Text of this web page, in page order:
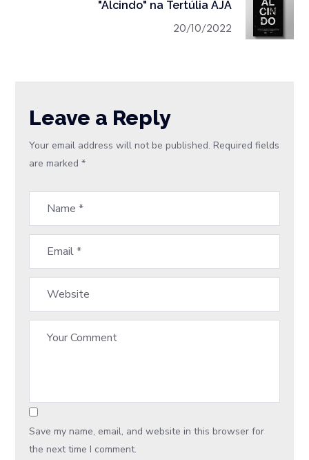
"Alcindo" na Tertúlia AJA
20/10/2022
Leave a Reply
Your email address will not be published. Required fields
are marked*
Save my name, email, and website in this browser for
the next time I comment.